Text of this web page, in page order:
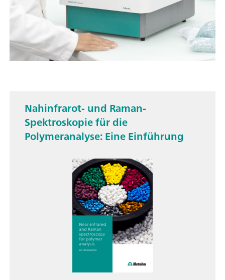
Nahinfrarot- und Raman-
Spektroskopie für die
Polymeranalyse: Eine Einführung